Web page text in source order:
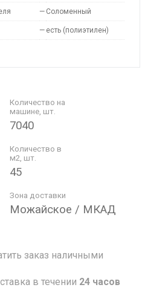
— Соломенный
— есть (полиэтилен)
Количество на
машине, шт.
7040
Количество в
м2, шт.
45
Зона доставки
Можайское / МКАД
заказ наличными
в течении 24 часов